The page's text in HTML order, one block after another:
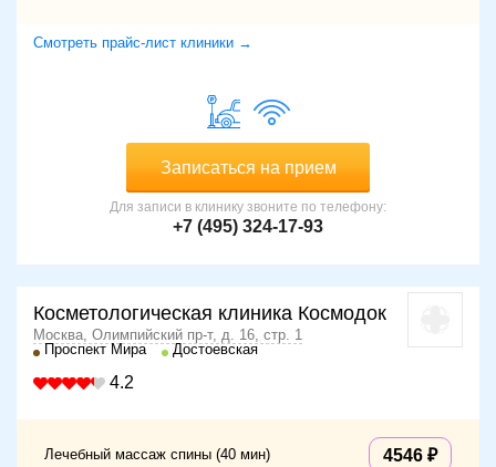
Смотреть прайс-лист клиники →
Записаться на прием
Для записи в клинику звоните по телефону:
+7 (495) 324-17-93
Косметологическая клиника Космодок
Москва, Олимпийский пр-т, д. 16, стр. 1
Проспект Мира
Достоевская
4.2
Лечебный массаж спины (40 мин) 4546